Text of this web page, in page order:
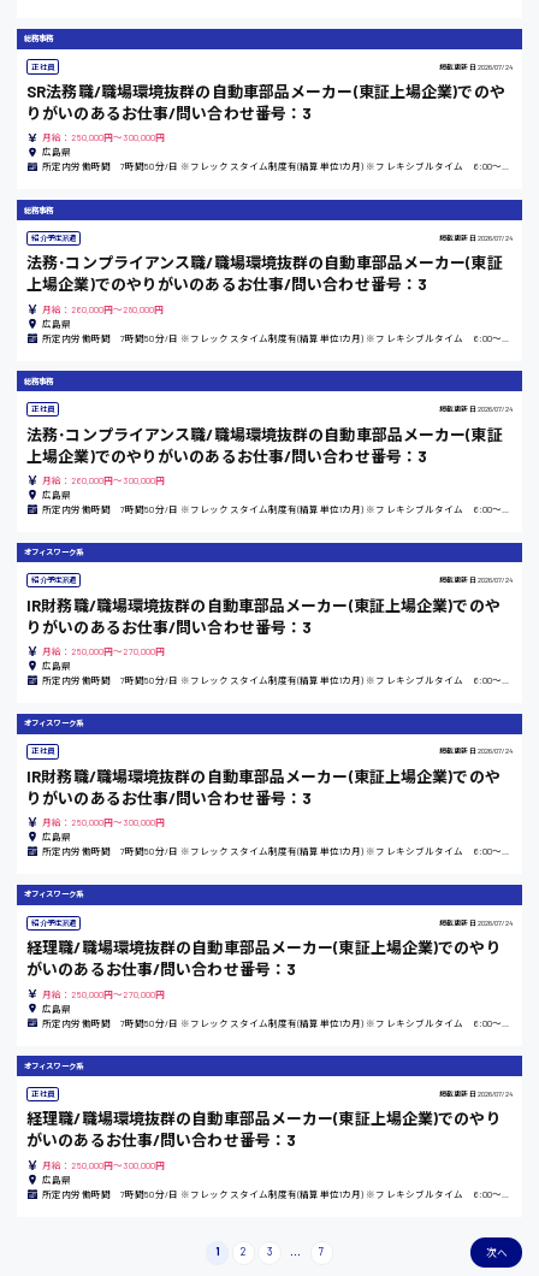
福山市
福岡県
大阪府
竹原市
熊本県
東京都
香川県
時給1000円～
時給1100円～
時給1300円〜
時給1200円〜
時給1100円〜
総務事務
正社員 掲載更新日 2026/07/24
SR法務職/職場環境抜群の自動車部品メーカー(東証上場企業)でのや
りがいのあるお仕事/問い合わせ番号：3
月給：250,000円～300,000円
広島県
所定内労働時間 7時間50分/日 ※フレックスタイム制度有(精算単位1カ月) ※フレキシブルタイム 6:00～20:00 ※コアタイム 11:00～14:00
総務事務
紹介予定派遣 掲載更新日 2026/07/24
法務･コンプライアンス職/職場環境抜群の自動車部品メーカー(東証
上場企業)でのやりがいのあるお仕事/問い合わせ番号：3
月給：260,000円～280,000円
広島県
総務事務
正社員 掲載更新日 2026/07/24
法務･コンプライアンス職/職場環境抜群の自動車部品メーカー(東証
上場企業)でのやりがいのあるお仕事/問い合わせ番号：3
月給：260,000円～300,000円
広島県
オフィスワーク系
紹介予定派遣 掲載更新日 2026/07/24
IR財務職/職場環境抜群の自動車部品メーカー(東証上場企業)でのや
りがいのあるお仕事/問い合わせ番号：3
月給：250,000円～270,000円
広島県
所定内労働時間 7時間50分/日 ※フレックスタイム制度有(精算単位1カ月) ※フレキシブルタイム 6:00～20:00 ※コアタイム 11:00～14:00
オフィスワーク系
正社員 掲載更新日 2026/07/24
IR財務職/職場環境抜群の自動車部品メーカー(東証上場企業)でのや
りがいのあるお仕事/問い合わせ番号：3
月給：250,000円～300,000円
広島県
所定内労働時間 7時間50分/日 ※フレックスタイム制度有(精算単位1カ月) ※フレキシブルタイム 6:00～20:00 ※コアタイム 11:00～14:00
オフィスワーク系
紹介予定派遣 掲載更新日 2026/07/24
経理職/職場環境抜群の自動車部品メーカー(東証上場企業)でのやり
がいのあるお仕事/問い合わせ番号：3
月給：250,000円～270,000円
広島県
オフィスワーク系
正社員 掲載更新日 2026/07/24
経理職/職場環境抜群の自動車部品メーカー(東証上場企業)でのやり
がいのあるお仕事/問い合わせ番号：3
月給：250,000円～300,000円
広島県
1 2 3 ... 7 次へ